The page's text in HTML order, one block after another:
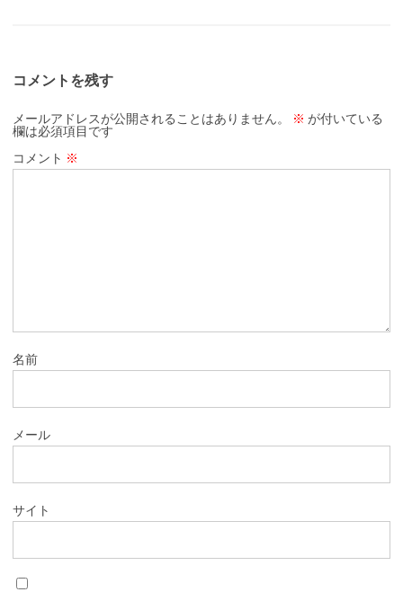
コメントを残す
メールアドレスが公開されることはありません。 ※ が付いている
欄は必須項目です
コメント ※
名前
メール
サイト